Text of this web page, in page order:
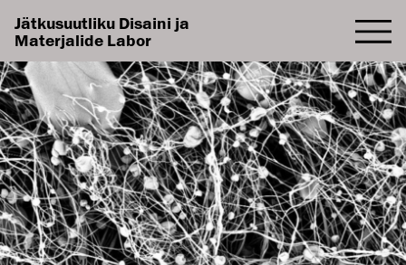
Jätkusuutliku Disaini ja
Materjalide Labor